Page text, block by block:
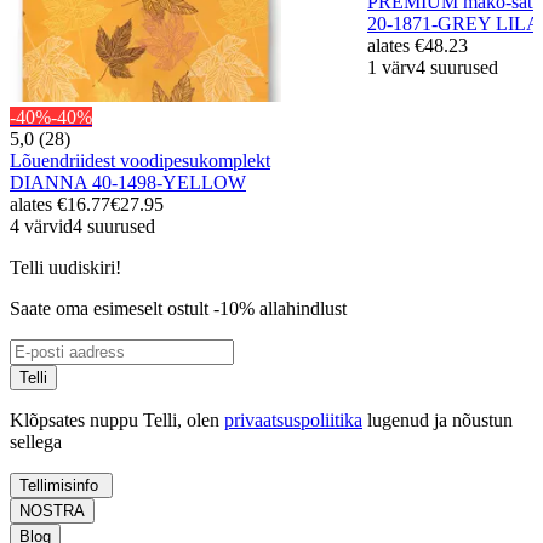
-40%-40%
5,0 (28)
Lõuendriidest voodipesukomplekt
DIANNA 40-1498-YELLOW
alates €16.77€27.95
4 värvid4 suurused
20-1871-GREY
alates €48.23
1 värv4 suurused
Telli uudiskiri!
Saate oma esimeselt ostult -10% allahindlust
Telli
Klõpsates nuppu Telli, olen privaatsuspoliitika lugenud ja nõustun
sellega
Tellimisinfo
NOSTRA
Blog